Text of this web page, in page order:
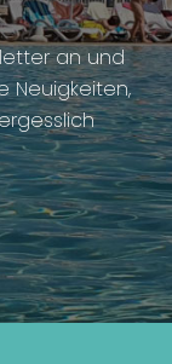
an und
Neuigkeiten,